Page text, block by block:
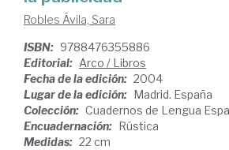
Robles Ávila, Sara
ISBN: 9788476355886
Editorial: Arco / Libros
Fecha de la edición: 2004
Lugar de la edición: Madrid. España
Colección: Cuadernos de Lengua
Encuadernación: Rústica
Medidas: 22 cm